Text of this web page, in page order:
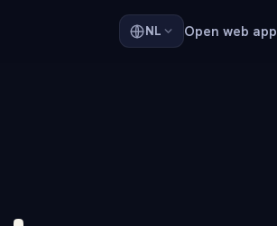
NL Open web app